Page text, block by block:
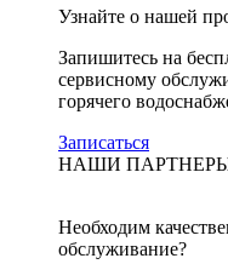
Узнайте о нашей
Запишитесь на
сервисному
горячего
Записаться
НАШИ
Необходим
обслуживание?